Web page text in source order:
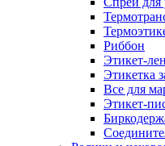
Риббон
Этикет-
Этикетка
Все для
Этикет-